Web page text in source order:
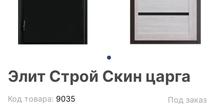
Элит Строй Скин царга
Код товара: 9035 Под заказ